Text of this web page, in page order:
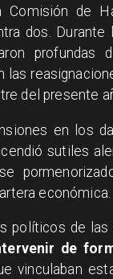
Comisión de
dos. Durante
las
del presente
en los
sutiles
económica.
políticos de
de
vinculaban